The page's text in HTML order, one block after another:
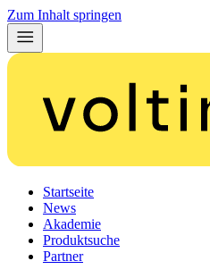
Zum Inhalt springen
Startseite
News
Akademie
Produktsuche
Partner